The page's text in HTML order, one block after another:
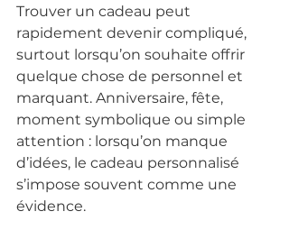
Trouver un cadeau peut
rapidement devenir compliqué,
surtout lorsqu’on souhaite offrir
quelque chose de personnel et
marquant. Anniversaire, fête,
moment symbolique ou simple
attention : lorsqu’on manque
d’idées, le cadeau personnalisé
s’impose souvent comme une
évidence.